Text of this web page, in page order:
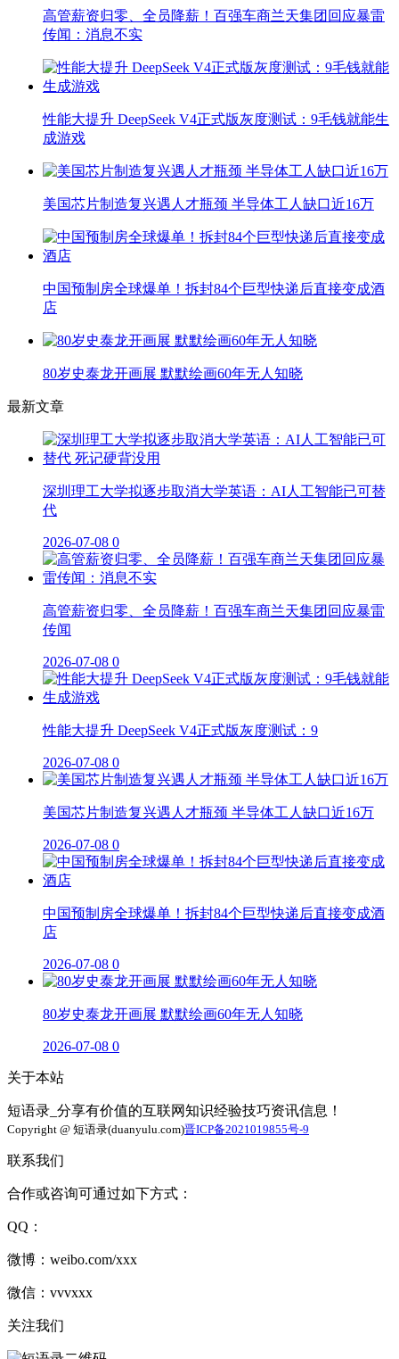
高管薪资归零、全员降薪！百强车商兰天集团回应暴雷
传闻：消息不实
性能大提升 DeepSeek V4正式版灰度测试：9毛钱就能生
成游戏
美国芯片制造复兴遇人才瓶颈 半导体工人缺口近16万
中国预制房全球爆单！拆封84个巨型快递后直接变成酒
店
80岁史泰龙开画展 默默绘画60年无人知晓
最新文章
深圳理工大学拟逐步取消大学英语：AI人工智能已可替
代
2026-07-08 0
高管薪资归零、全员降薪！百强车商兰天集团回应暴雷
传闻
2026-07-08 0
性能大提升 DeepSeek V4正式版灰度测试：9
2026-07-08 0
美国芯片制造复兴遇人才瓶颈 半导体工人缺口近16万
2026-07-08 0
中国预制房全球爆单！拆封84个巨型快递后直接变成酒
店
2026-07-08 0
80岁史泰龙开画展 默默绘画60年无人知晓
2026-07-08 0
关于本站
短语录_分享有价值的互联网知识经验技巧资讯信息！
Copyright @ 短语录(duanyulu.com)晋ICP备2021019855号-9
联系我们
合作或咨询可通过如下方式：
QQ：
微博：weibo.com/xxx
微信：vvvxxx
关注我们